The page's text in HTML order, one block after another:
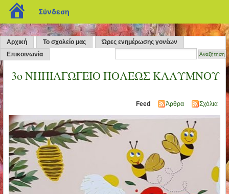
Αρχική Το σχολείο μας
Ώρες ενημέρωσης γονέων
Επικοινωνία
3o ΝΗΠΙΑΓΩΓΕΙΟ ΠΟΛΕΩΣ ΚΑΛΥΜΝΟΥ
Feed Άρθρα Σχόλια
blogs.sch.gr
Σύνδεση